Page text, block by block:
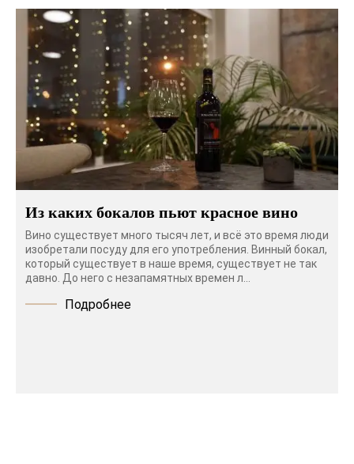
Из каких бокалов пьют красное вино
Вино существует много тысяч лет, и всё это время люди
изобретали посуду для его употребления. Винный бокал,
который существует в наше время, существует не так
давно. До него с незапамятных времен л...
Подробнее